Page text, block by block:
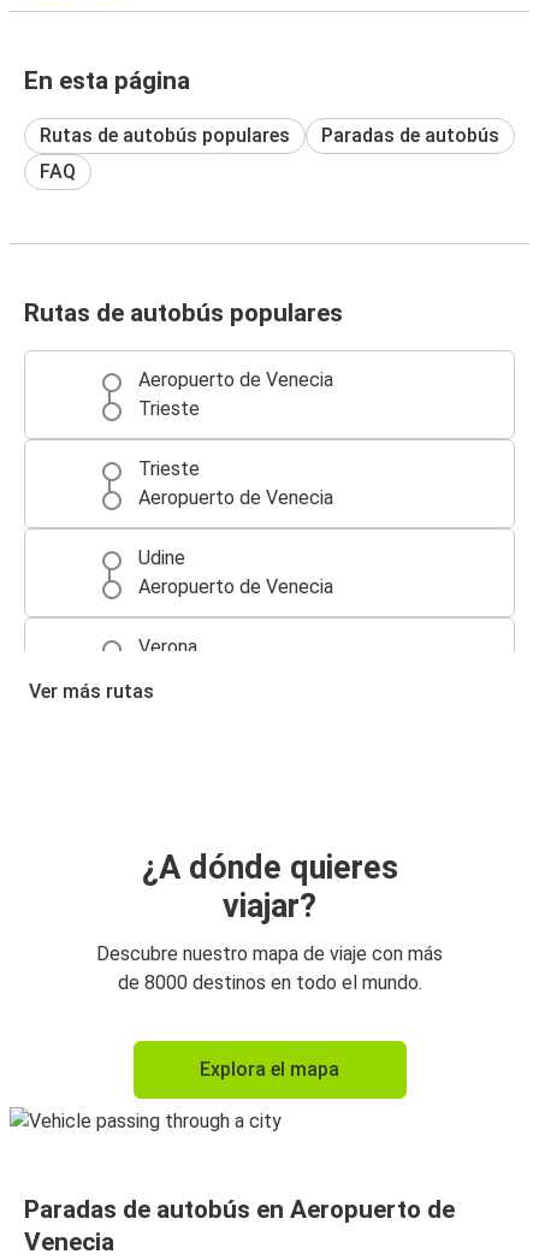
En esta página
Rutas de autobús populares
Paradas de autobús
FAQ
Rutas de autobús populares
Aeropuerto de Venecia
Trieste
Trieste
Aeropuerto de Venecia
Udine
Aeropuerto de Venecia
Verona
Padua
Aeropuerto de Venecia
Aeropuerto de Venecia
Udine
Liubliana
Ver más rutas
¿A dónde quieres
viajar?
Descubre nuestro mapa de viaje con más
de 8000 destinos en todo el mundo.
Explora el mapa
Paradas de autobús en Aeropuerto de
Venecia